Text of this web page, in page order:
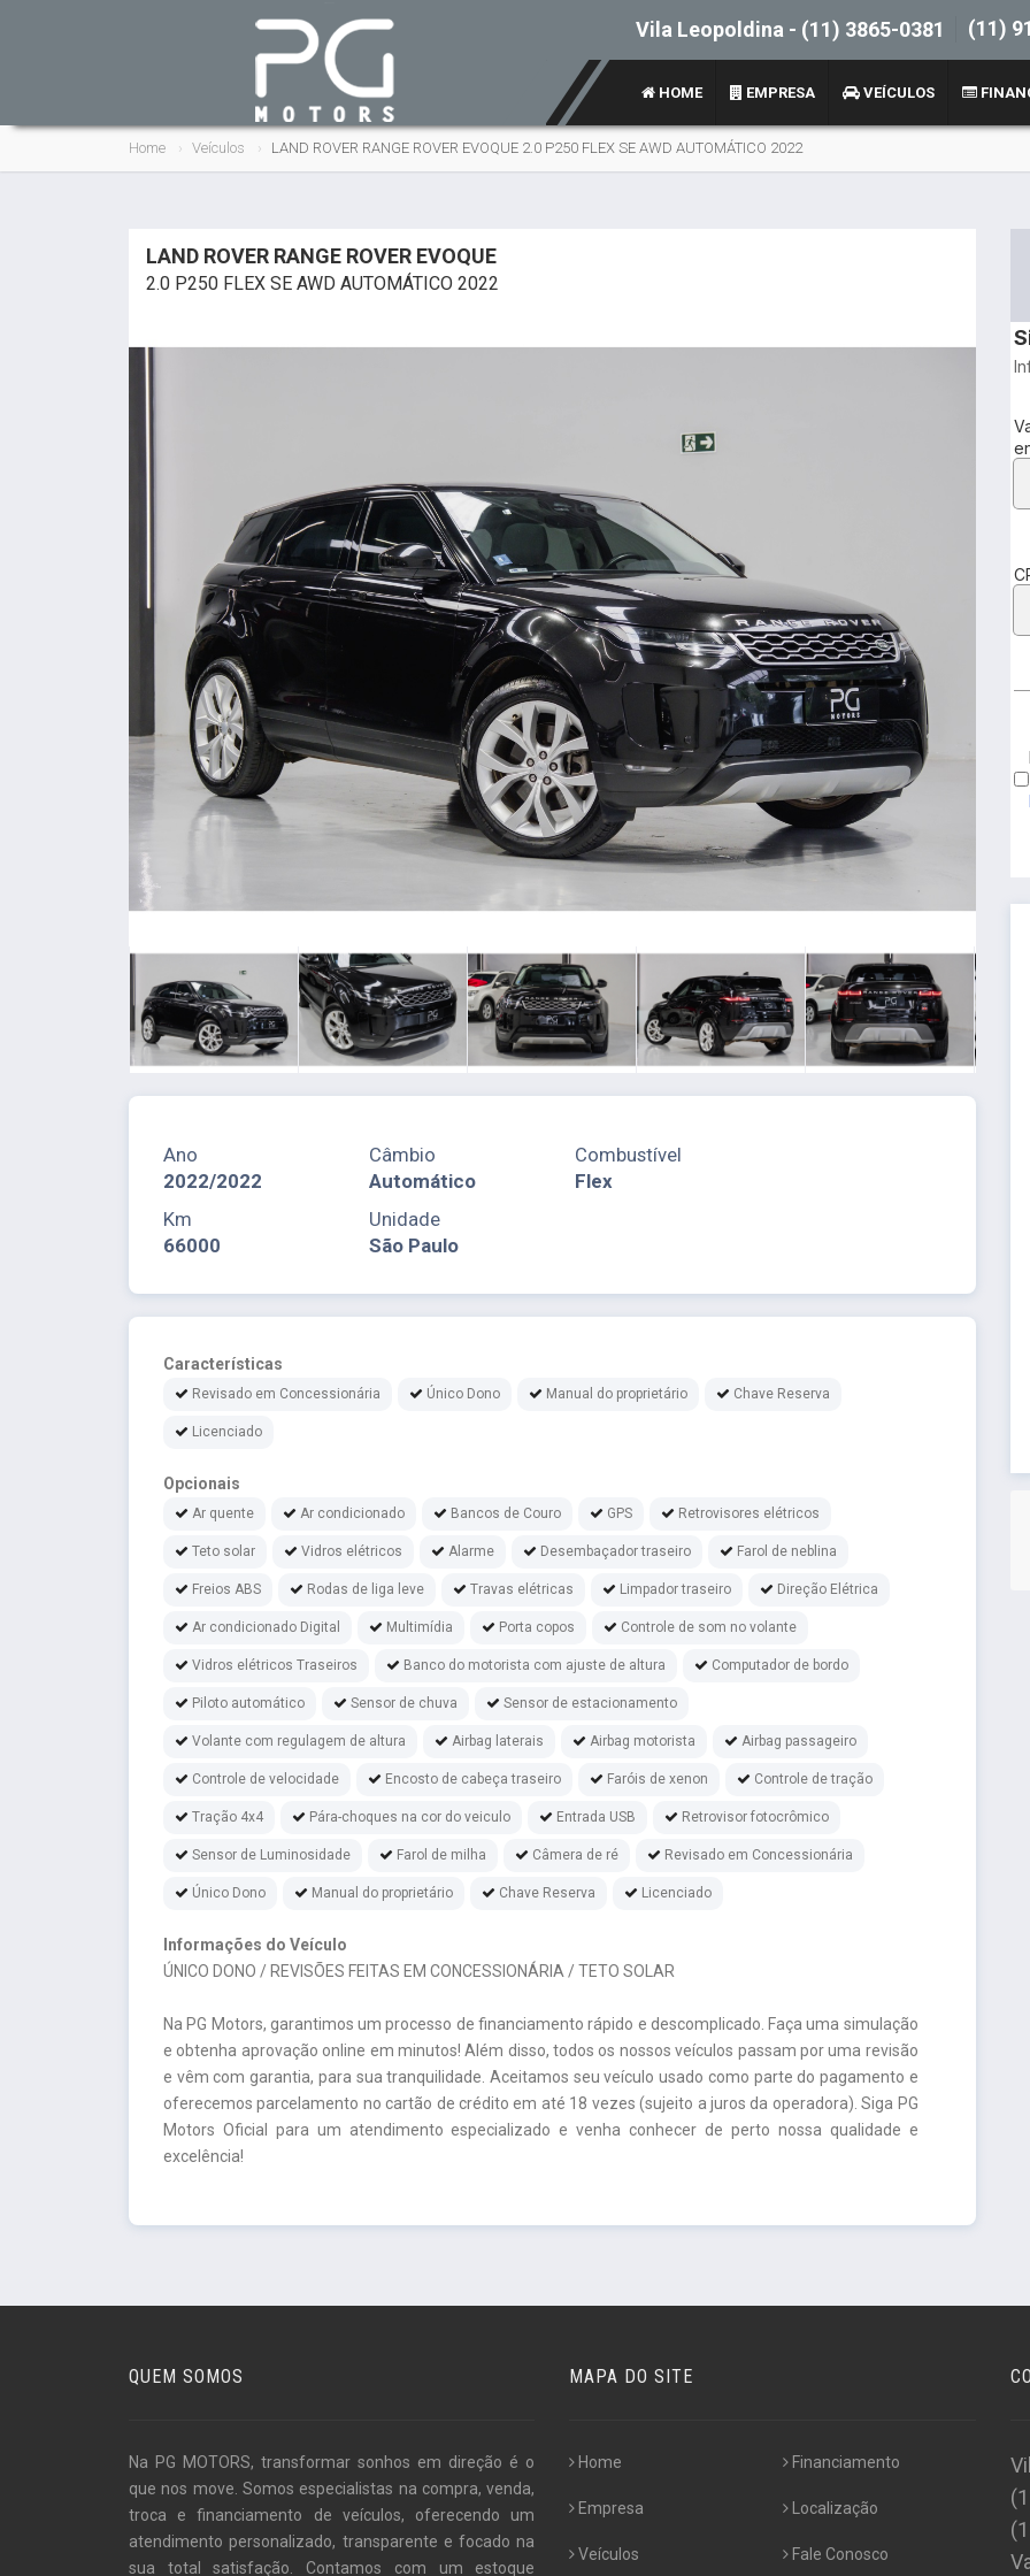
Vila Leopoldina - (11) 3865-0381 (11)
HOME EMPRESA VEÍCULOS
Home Veículos LAND ROVER RANGE ROVER EVOQUE 2.0 P250 FLEX SE AWD AUTOMÁTICO 2022
LAND ROVER RANGE ROVER EVOQUE
2.0 P250 FLEX SE AWD AUTOMÁTICO 2022
Ano
2022/2022
Câmbio
Automático
Combustível
Flex
Km
66000
Unidade
São Paulo
Características
Revisado em Concessionária Único Dono Manual do proprietário Chave Reserva
Licenciado
Opcionais
Ar quente Ar condicionado Bancos de Couro GPS Retrovisores elétricos
Teto solar Vidros elétricos Alarme Desembaçador traseiro Farol de neblina
Freios ABS Rodas de liga leve Travas elétricas Limpador traseiro Direção Elétrica
Ar condicionado Digital Multimídia Porta copos Controle de som no volante
Vidros elétricos Traseiros Banco do motorista com ajuste de altura Computador de bordo
Piloto automático Sensor de chuva Sensor de estacionamento
Volante com regulagem de altura Airbag laterais Airbag motorista Airbag passageiro
Controle de velocidade Encosto de cabeça traseiro Faróis de xenon Controle de tração
Tração 4x4 Pára-choques na cor do veiculo Entrada USB Retrovisor fotocrômico
Sensor de Luminosidade Farol de milha Câmera de ré Revisado em Concessionária
Único Dono Manual do proprietário Chave Reserva Licenciado
Informações do Veículo
ÚNICO DONO / REVISÕES FEITAS EM CONCESSIONÁRIA / TETO SOLAR
Na PG Motors, garantimos um processo de financiamento rápido e descomplicado. Faça uma simulação
e obtenha aprovação online em minutos! Além disso, todos os nossos veículos passam por uma revisão
e vêm com garantia, para sua tranquilidade. Aceitamos seu veículo usado como parte do pagamento e
oferecemos parcelamento no cartão de crédito em até 18 vezes (sujeito a juros da operadora). Siga PG
Motors Oficial para um atendimento especializado e venha conhecer de perto nossa qualidade e
excelência!
QUEM SOMOS
Na PG MOTORS, transformar sonhos em direção é o
que nos move. Somos especialistas na compra, venda,
troca e financiamento de veículos, oferecendo um
atendimento personalizado, transparente e focado na
sua total satisfação. Contamos com um estoque
MAPA DO SITE
Home
Empresa
Veículos
Financiamento
Localização
Fale Conosco